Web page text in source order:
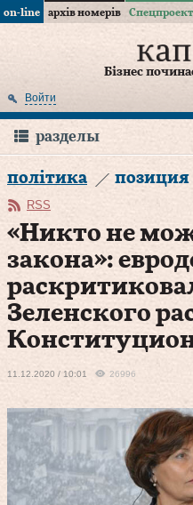
on-line архів номерів
Бізнес
Войти
разделы
політика позиция
RSS
«Никто не
закона»:
Зеленского
11.12.2020 / 10:01 26996